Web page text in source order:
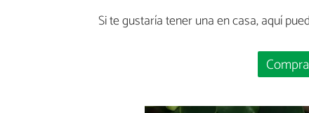
Si te gustaría tener una en casa, aquí